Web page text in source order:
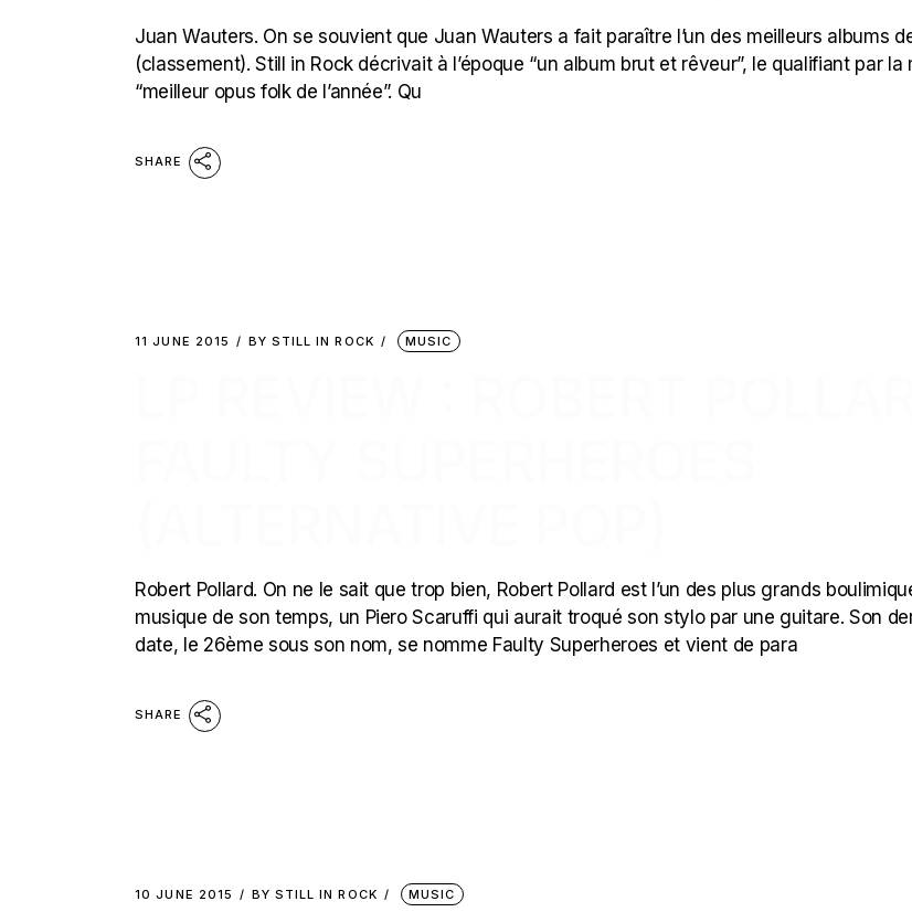
Juan Wauters. On se souvient que Juan Wauters a fait paraître l’un des meilleurs albums
(classement). Still in Rock décrivait à l’époque “un album brut et rêveur”, le qualifiant par la
“meilleur opus folk de l’année”. Qu
SHARE
11 JUNE 2015 BY STILL IN ROCK MUSIC
Robert Pollard. On ne le sait que trop bien, Robert Pollard est l’un des plus grands
musique de son temps, un Piero Scaruffi qui aurait troqué son stylo par une guitare. Son
date, le 26ème sous son nom, se nomme Faulty Superheroes et vient de para
SHARE
10 JUNE 2015 BY STILL IN ROCK MUSIC